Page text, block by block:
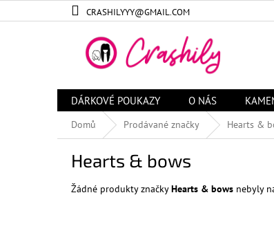
na
CRASHILYYY@GMAIL.COM
DÁRKOVÉ POUKAZY O NÁS
Domů Prodávané značky Hearts &
Hearts & bows
Žádné produkty značkyHearts & bows nebyly